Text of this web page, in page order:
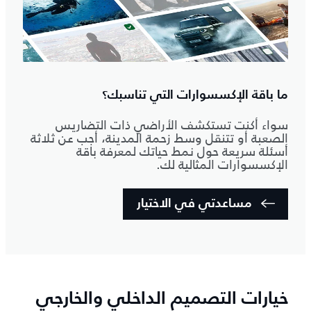
ما باقة الإكسسوارات التي تناسبك؟
سواء أكنت تستكشف الأراضي ذات التضاريس
الصعبة أو تتنقل وسط زحمة المدينة، أجب عن ثلاثة
أسئلة سريعة حول نمط حياتك لمعرفة باقة
الإكسسوارات المثالية لك.
مساعدتي في الاختيار
خيارات التصميم الداخلي والخارجي